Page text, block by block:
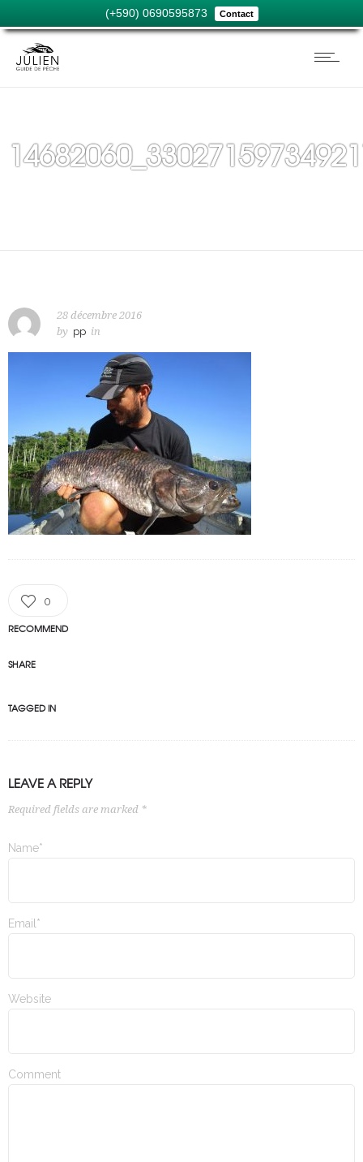
(+590) 0690595873 Contact
28 décembre 2016
by pp in
0
RECOMMEND
SHARE
TAGGED IN
LEAVE A REPLY
Required fields are marked *
Name*
Email*
Website
Comment